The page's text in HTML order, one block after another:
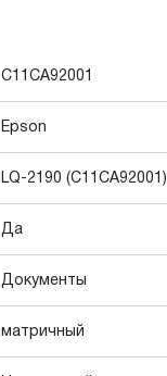
C11CA92001
Epson
LQ-2190 (C11CA92001)
Да
Документы
матричный